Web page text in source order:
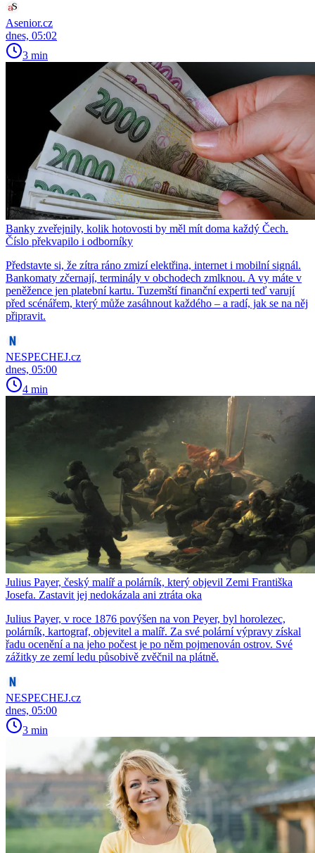
Asenior.cz
dnes, 05:02
3 min
Banky zveřejnily, kolik hotovosti by měl mít doma každý Čech.
Číslo překvapilo i odborníky
Představte si, že zítra ráno zmizí elektřina, internet i mobilní signál.
Bankomaty zčernají, terminály v obchodech zmlknou. A vy máte v
peněžence jen platební kartu. Tuzemští finanční experti teď varují
před scénářem, který může zasáhnout každého – a radí, jak se na něj
připravit.
NESPECHEJ.cz
dnes, 05:00
4 min
Julius Payer, český malíř a polárník, který objevil Zemi Františka
Josefa. Zastavit jej nedokázala ani ztráta oka
Julius Payer, v roce 1876 povýšen na von Peyer, byl horolezec,
polárník, kartograf, objevitel a malíř. Za své polární výpravy získal
řadu ocenění a na jeho počest je po něm pojmenován ostrov. Své
zážitky ze zemí ledu působivě zvěčnil na plátně.
NESPECHEJ.cz
dnes, 05:00
3 min